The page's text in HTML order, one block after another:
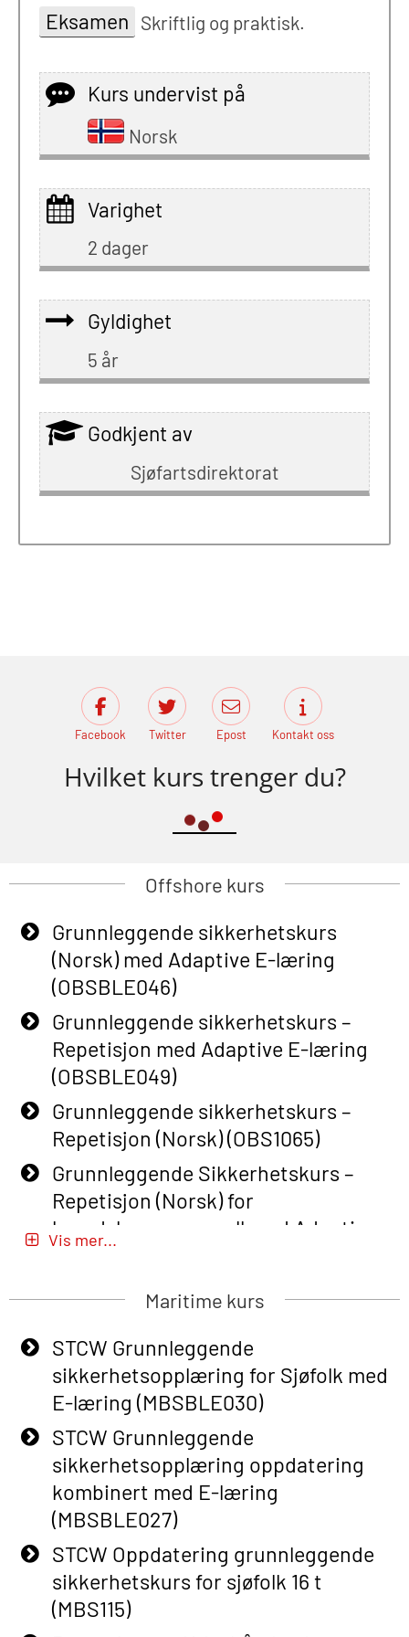
Eksamen Skriftlig og praktisk.
Kurs undervist på
Norsk
Varighet
2 dager
Gyldighet
5 år
Godkjent av
Sjøfartsdirektorat
Facebook Twitter Epost Kontakt oss
Hvilket kurs trenger du?
Offshore kurs
Grunnleggende sikkerhetskurs
(Norsk) med Adaptive E-læring
(OBSBLE046)
Grunnleggende sikkerhetskurs –
Repetisjon med Adaptive E-læring
(OBSBLE049)
Grunnleggende sikkerhetskurs –
Repetisjon (Norsk) (OBS1065)
Grunnleggende Sikkerhetskurs –
Repetisjon (Norsk) for
beredskapspersonell med Adaptive
E-læring (OBSBLE051)
Basic Safety Training (English) – with
Adaptive E-learning (OBSBLE047)
Basic Safety Training – Refresher
Course (English) with E-learning
(OBSBLE048)
Basic Safety Training – Refresher
Course (English) (OBS1063)
Basic Safety Training – Refresher
Course (English) for emergency
response personnel with Adaptive E-
learning (OBSBLE050)
Helikopterevakuering inkl pustelunge
Vis mer...
Maritime kurs
STCW Grunnleggende
sikkerhetsopplæring for Sjøfolk med
E-læring (MBSBLE030)
STCW Grunnleggende
sikkerhetsopplæring oppdatering
kombinert med E-læring
(MBSBLE027)
STCW Oppdatering grunnleggende
sikkerhetskurs for sjøfolk 16 t
(MBS115)